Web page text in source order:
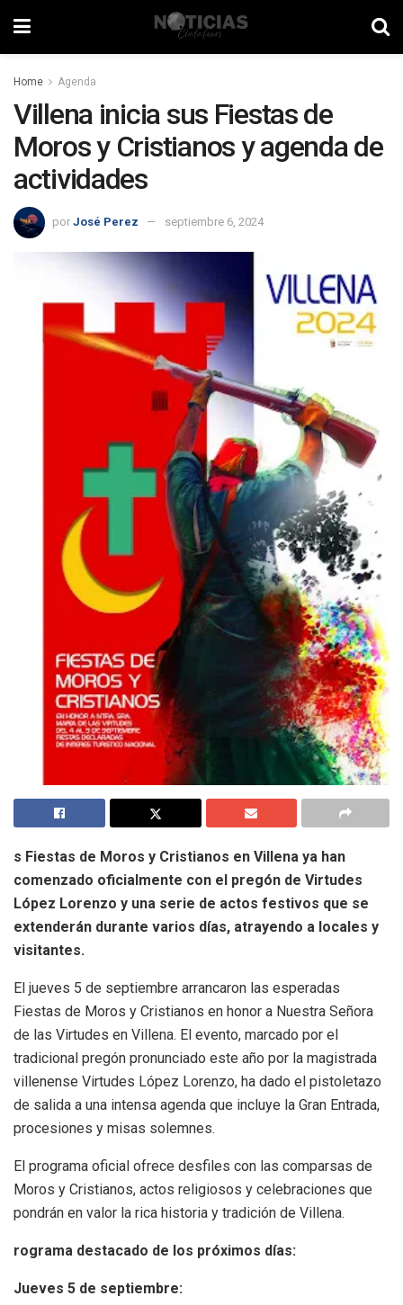
Home Agenda
Villena inicia sus Fiestas de
Moros y Cristianos y agenda de
actividades
por José Perez septiembre 6, 2024
s Fiestas de Moros y Cristianos en Villena ya han
comenzado oficialmente con el pregón de Virtudes
López Lorenzo y una serie de actos festivos que se
extenderán durante varios días, atrayendo a locales y
visitantes.
El jueves 5 de septiembre arrancaron las esperadas
Fiestas de Moros y Cristianos en honor a Nuestra Señora
de las Virtudes en Villena. El evento, marcado por el
tradicional pregón pronunciado este año por la magistrada
villenense Virtudes López Lorenzo, ha dado el pistoletazo
de salida a una intensa agenda que incluye la Gran Entrada,
procesiones y misas solemnes.
El programa oficial ofrece desfiles con las comparsas de
Moros y Cristianos, actos religiosos y celebraciones que
pondrán en valor la rica historia y tradición de Villena.
rograma destacado de los próximos días:
Jueves 5 de septiembre: